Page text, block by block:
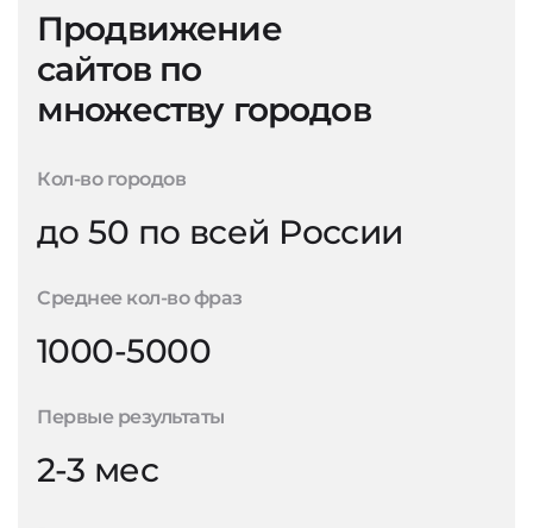
Продвижение
сайтов по
множеству городов
Кол-во городов
до 50 по всей России
Среднее кол-во фраз
1000-5000
Первые результаты
2-3 мес